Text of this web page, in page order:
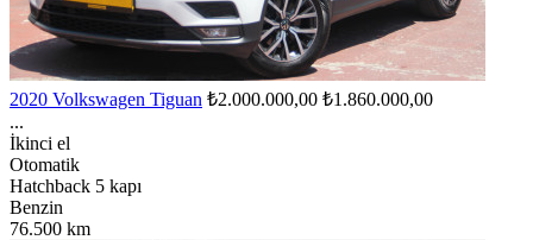
2020 Volkswagen Tiguan ₺2.000.000,00 ₺1.860.000,00
...
İkinci el
Otomatik
Hatchback 5 kapı
Benzin
76.500 km